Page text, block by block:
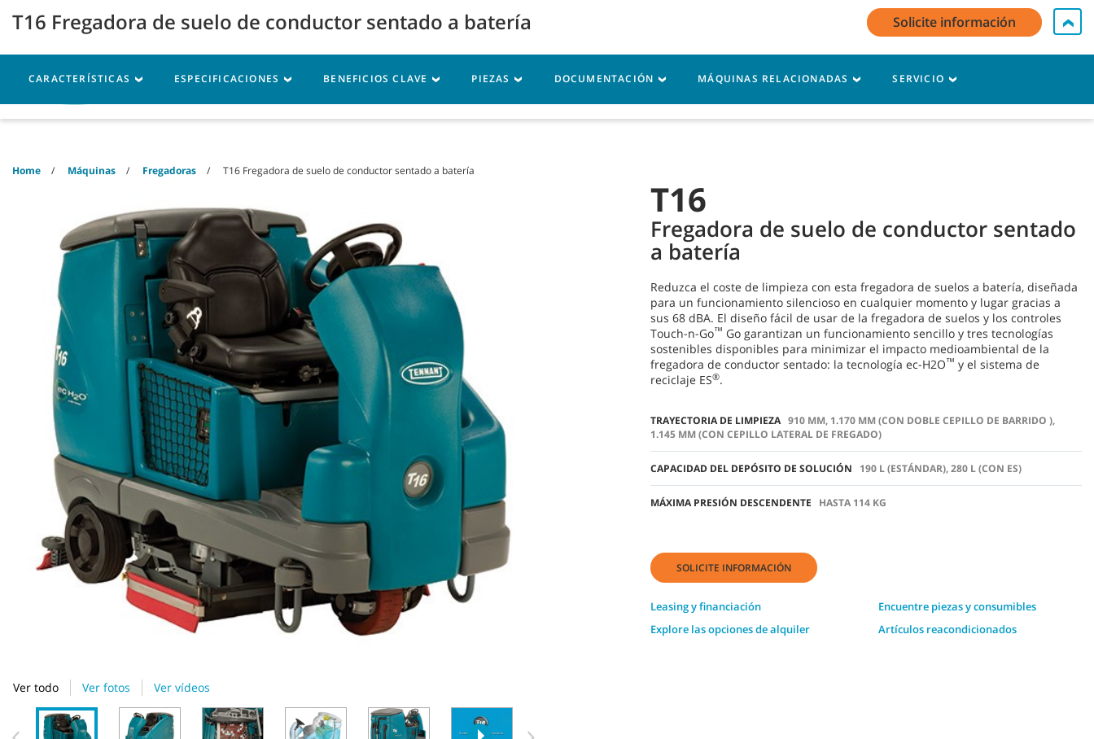
menu
Contacte con nosotros Español - ES
Máquinas Piezas Servicio Recursos
Home Máquinas Fregadoras T16 Fregadora de suelo de conductor sentado a batería
Ver todo Ver fotos Ver vídeos
T16
Fregadora de suelo de conductor sentado
a batería
Reduzca el coste de limpieza con esta fregadora de suelos a batería, diseñada
para un funcionamiento silencioso en cualquier momento y lugar gracias a
sus 68 dBA. El diseño fácil de usar de la fregadora de suelos y los controles
Touch-n-Go™ Go garantizan un funcionamiento sencillo y tres tecnologías
sostenibles disponibles para minimizar el impacto medioambiental de la
fregadora de conductor sentado: la tecnología ec-H2O™ y el sistema de
reciclaje ES®.
TRAYECTORIA DE LIMPIEZA 910 MM, 1.170 MM (CON DOBLE CEPILLO DE BARRIDO ),
1.145 MM (CON CEPILLO LATERAL DE FREGADO)
CAPACIDAD DEL DEPÓSITO DE SOLUCIÓN 190 L (ESTÁNDAR), 280 L (CON ES)
MÁXIMA PRESIÓN DESCENDENTE HASTA 114 KG
SOLICITE INFORMACIÓN
Leasing y financiación
Explore las opciones de alquiler
Encuentre piezas y consumibles
Artículos reacondicionados
T16 Fregadora de suelo de conductor sentado a batería Solicite información
CARACTERÍSTICAS ESPECIFICACIONES BENEFICIOS CLAVE PIEZAS DOCUMENTACIÓN MÁQUINAS RELACIONADAS SERVICIO